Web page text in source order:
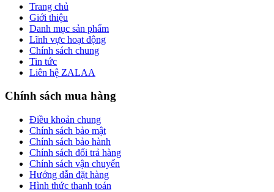
Trang chủ
Giới thiệu
Danh mục sản phẩm
Lĩnh vực hoạt động
Chính sách chung
Tin tức
Liên hệ ZALAA
Chính sách mua hàng
Điều khoản chung
Chính sách bảo mật
Chính sách bảo hành
Chính sách đổi trả hàng
Chính sách vận chuyển
Hướng dẫn đặt hàng
Hình thức thanh toán